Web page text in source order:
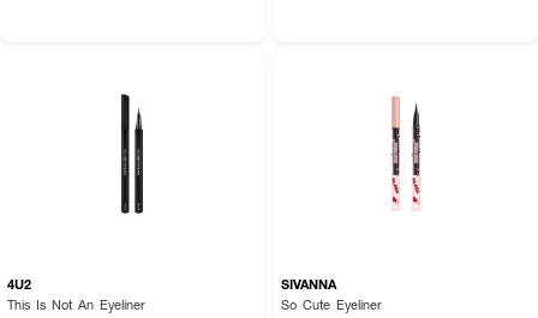
4U2
This Is Not An Eyeliner
SIVANNA
So Cute Eyeliner